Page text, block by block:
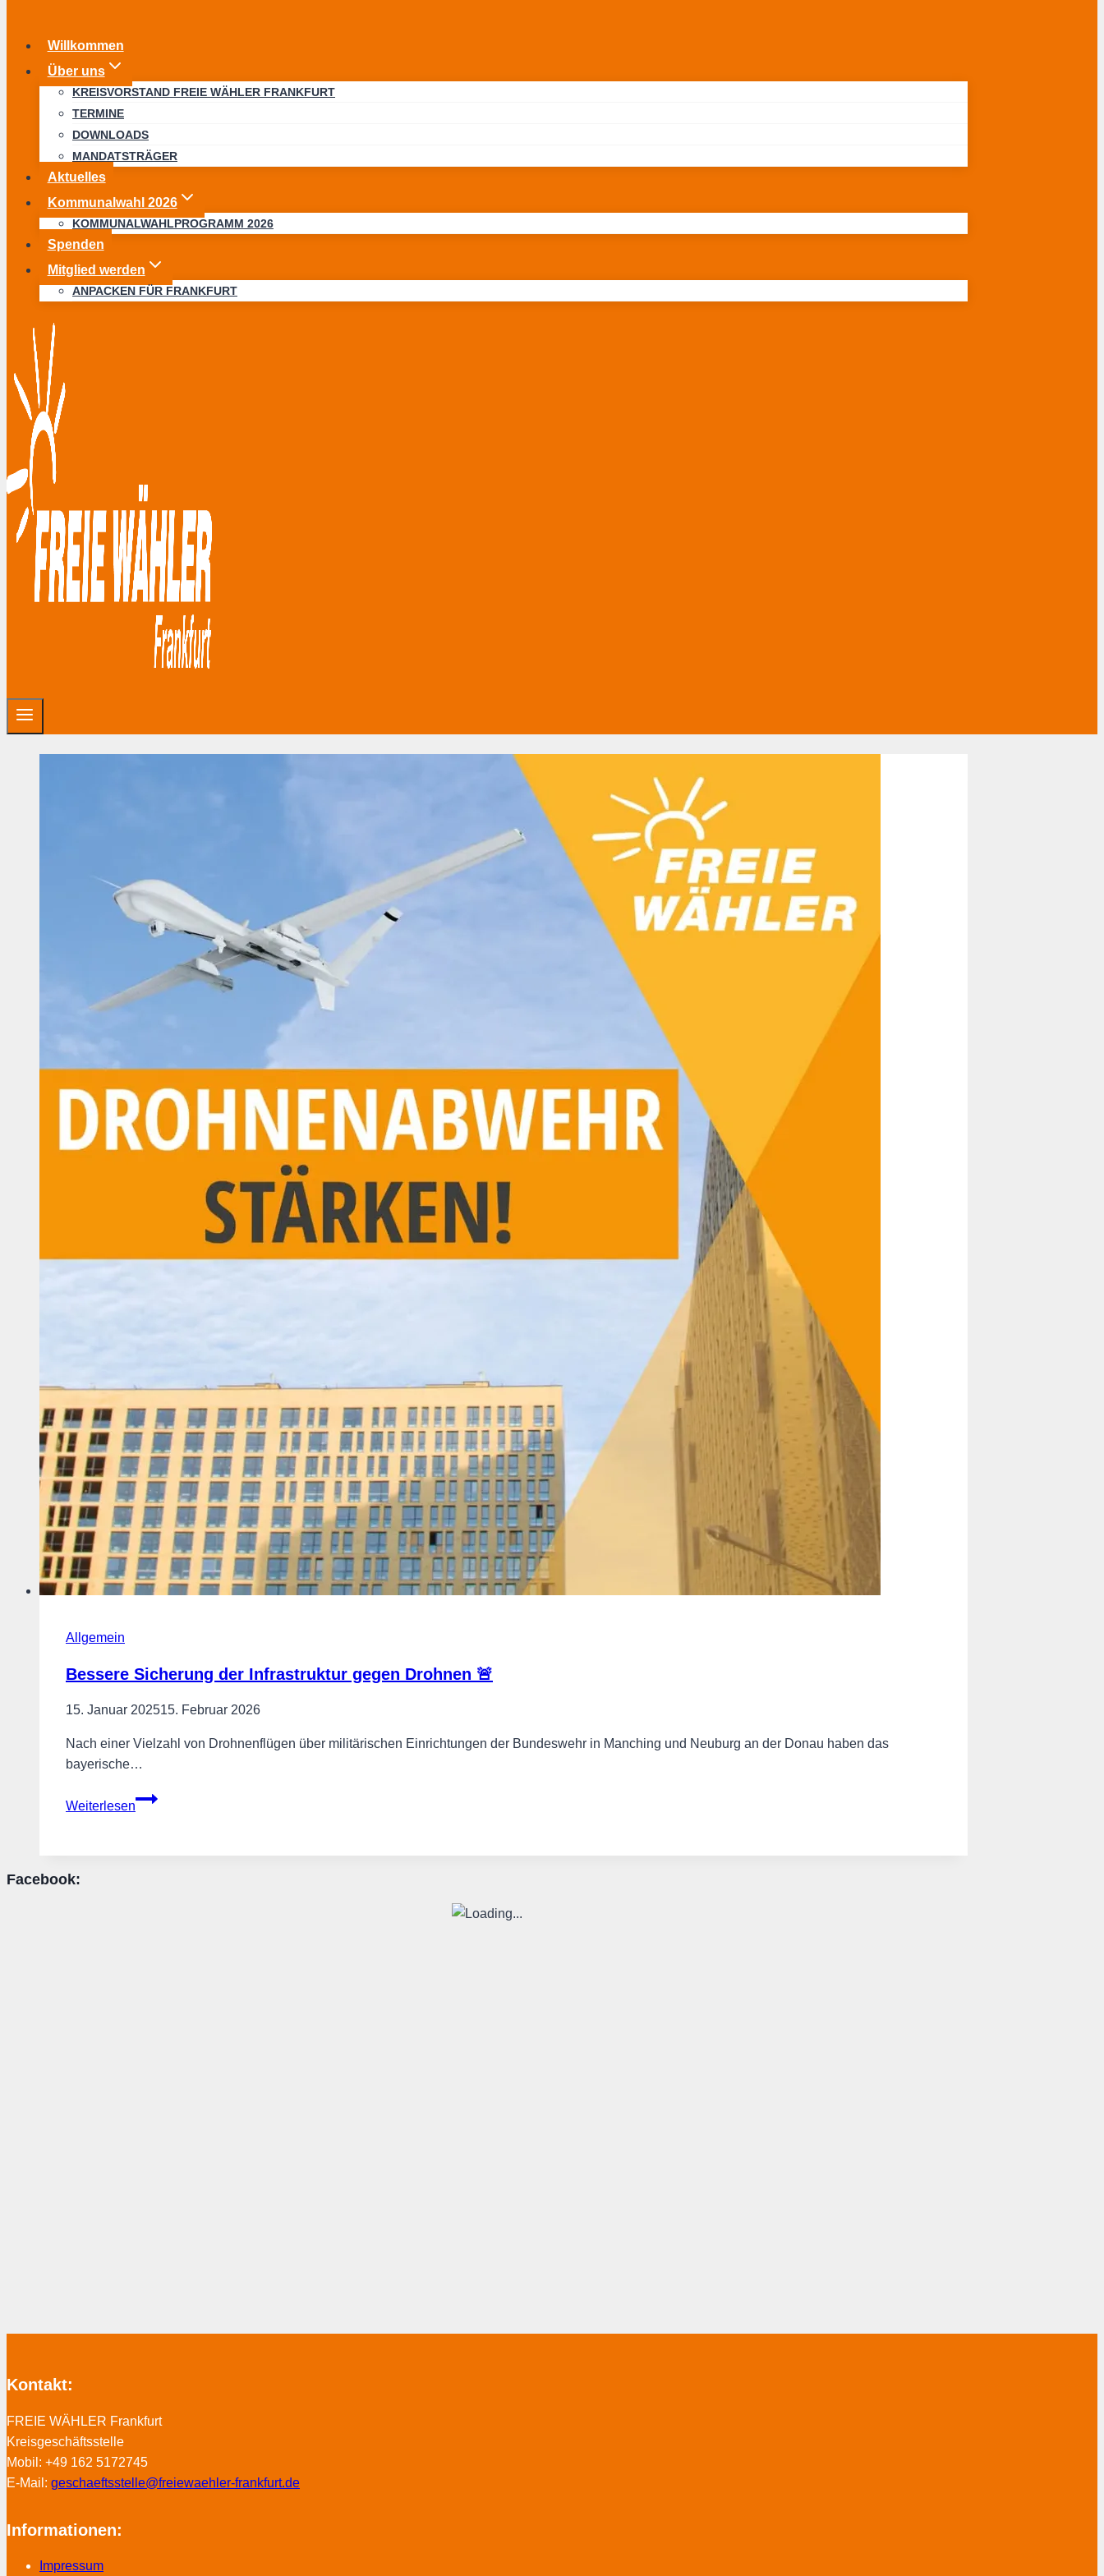
Willkommen
Über uns
KREISVORSTAND FREIE WÄHLER FRANKFURT
TERMINE
DOWNLOADS
MANDATSTRÄGER
Aktuelles
Kommunalwahl 2026
KOMMUNALWAHLPROGRAMM 2026
Spenden
Mitglied werden
ANPACKEN FÜR FRANKFURT
Allgemein
Bessere Sicherung der Infrastruktur gegen Drohnen 🚨
15. Januar 202515. Februar 2026
Nach einer Vielzahl von Drohnenflügen über militärischen Einrichtungen der Bundeswehr in Manching und Neuburg an der Donau haben das
bayerische…
Weiterlesen
Bessere
Infrastruktur
Facebook:
Kontakt:
FREIE WÄHLER Frankfurt
Kreisgeschäftsstelle
Mobil: +49 162 5172745
E-Mail: geschaeftsstelle@freiewaehler-frankfurt.de
Informationen:
Impressum